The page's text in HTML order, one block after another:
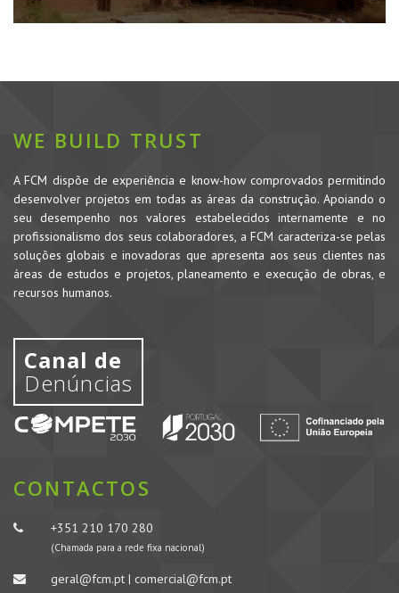
WE BUILD TRUST
A FCM dispõe de experiência e know-how comprovados permitindo
desenvolver projetos em todas as áreas da construção. Apoiando o
seu desempenho nos valores estabelecidos internamente e no
profissionalismo dos seus colaboradores, a FCM caracteriza-se pelas
soluções globais e inovadoras que apresenta aos seus clientes nas
áreas de estudos e projetos, planeamento e execução de obras, e
recursos humanos.
Canal de
Denúncias
CONTACTOS
+351 210 170 280
(Chamada para a rede fixa nacional)
geral@fcm.pt | comercial@fcm.pt